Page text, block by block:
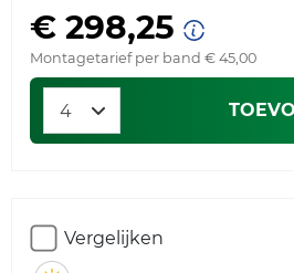
€ 298,25
Montagetarief per band € 45,00
Vergelijken